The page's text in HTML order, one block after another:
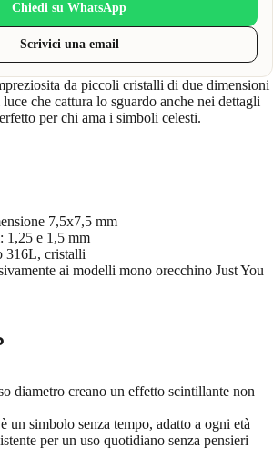
Chiedi su WhatsApp
Scrivici una email
da piccoli cristalli di due dimensioni
che cattura lo sguardo anche nei dettagli
per chi ama i simboli celesti.
7,5x7,5 mm
1,25 e 1,5 mm
316L, cristalli
ai modelli mono orecchino Just You
diametro creano un effetto scintillante non
un simbolo senza tempo, adatto a ogni età
per un uso quotidiano senza pensieri